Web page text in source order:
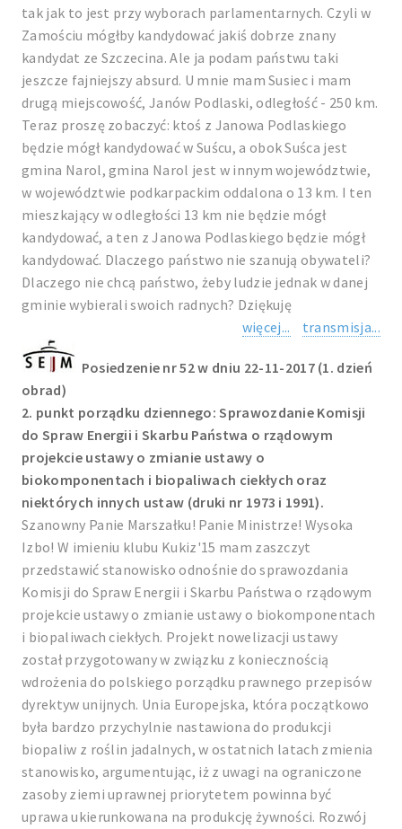
tak jak to jest przy wyborach parlamentarnych. Czyli w
Zamościu mógłby kandydować jakiś dobrze znany
kandydat ze Szczecina. Ale ja podam państwu taki
jeszcze fajniejszy absurd. U mnie mam Susiec i mam
drugą miejscowość, Janów Podlaski, odległość - 250 km.
Teraz proszę zobaczyć: ktoś z Janowa Podlaskiego
będzie mógł kandydować w Suścu, a obok Suśca jest
gmina Narol, gmina Narol jest w innym województwie,
w województwie podkarpackim oddalona o 13 km. I ten
mieszkający w odległości 13 km nie będzie mógł
kandydować, a ten z Janowa Podlaskiego będzie mógł
kandydować. Dlaczego państwo nie szanują obywateli?
Dlaczego nie chcą państwo, żeby ludzie jednak w danej
gminie wybierali swoich radnych? Dziękuję
więcej...
transmisja...
Posiedzenie nr 52 w dniu 22-11-2017 (1. dzień
obrad)
2. punkt porządku dziennego: Sprawozdanie Komisji
do Spraw Energii i Skarbu Państwa o rządowym
projekcie ustawy o zmianie ustawy o
biokomponentach i biopaliwach ciekłych oraz
niektórych innych ustaw (druki nr 1973 i 1991).
Szanowny Panie Marszałku! Panie Ministrze! Wysoka
Izbo! W imieniu klubu Kukiz'15 mam zaszczyt
przedstawić stanowisko odnośnie do sprawozdania
Komisji do Spraw Energii i Skarbu Państwa o rządowym
projekcie ustawy o zmianie ustawy o biokomponentach
i biopaliwach ciekłych. Projekt nowelizacji ustawy
został przygotowany w związku z koniecznością
wdrożenia do polskiego porządku prawnego przepisów
dyrektyw unijnych. Unia Europejska, która początkowo
była bardzo przychylnie nastawiona do produkcji
biopaliw z roślin jadalnych, w ostatnich latach zmienia
stanowisko, argumentując, iż z uwagi na ograniczone
zasoby ziemi uprawnej priorytetem powinna być
uprawa ukierunkowana na produkcję żywności. Rozwój